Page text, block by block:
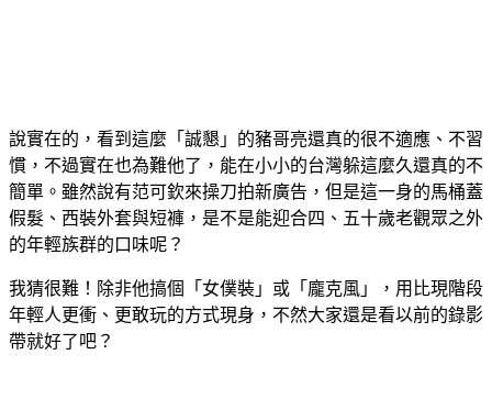
說實在的，看到這麼「誠懇」的豬哥亮還真的很不適應、不習
慣，不過實在也為難他了，能在小小的台灣躲這麼久還真的不
簡單。雖然說有范可欽來操刀拍新廣告，但是這一身的馬桶蓋
假髮、西裝外套與短褲，是不是能迎合四、五十歲老觀眾之外
的年輕族群的口味呢？
我猜很難！除非他搞個「女僕裝」或「龐克風」，用比現階段
年輕人更衝、更敢玩的方式現身，不然大家還是看以前的錄影
帶就好了吧？